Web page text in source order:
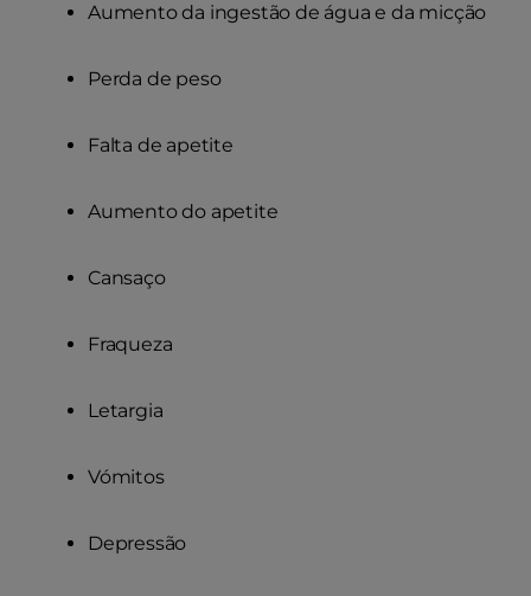
Aumento da ingestão de água e da micção
Perda de peso
Falta de apetite
Aumento do apetite
Cansaço
Fraqueza
Letargia
Vómitos
Depressão